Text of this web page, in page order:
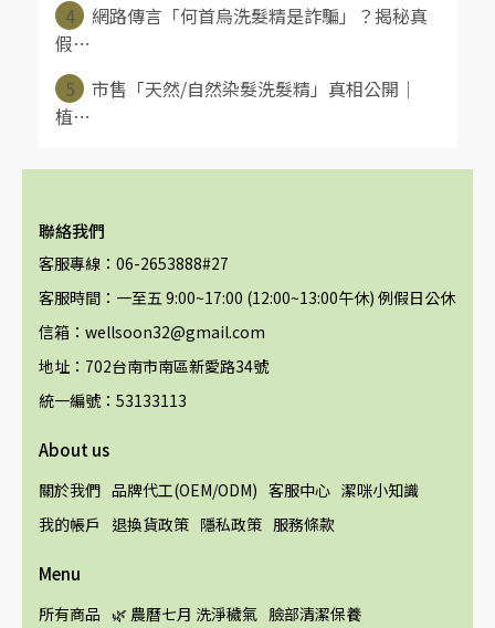
4
網路傳言「何首烏洗髮精是詐騙」？揭秘真
假⋯
5
市售「天然/自然染髮洗髮精」真相公開｜
植⋯
聯絡我們
客服專線：06-2653888#27
客服時間：一至五 9:00~17:00 (12:00~13:00午休) 例假日公休
信箱：wellsoon32@gmail.com
地址：702台南市南區新愛路34號
統一編號：53133113
About us
關於我們 品牌代工(OEM/ODM) 客服中心 潔咪小知識
我的帳戶
退換貨政策 隱私政策 服務條款
Menu
所有商品 🌿 農曆七月 洗淨穢氣 臉部清潔保養